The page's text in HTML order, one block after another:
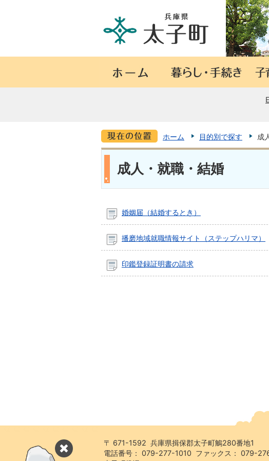
ホーム 目的別で探す 成
成人・就職・結婚
婚姻届（結婚するとき）
播磨地域就職情報サイト（ステップハリマ）
印鑑登録証明書の請求
〒 671-1592 兵庫県揖保郡太子町鵤280番地1
電話番号： 079-277-1010 ファックス： 079-